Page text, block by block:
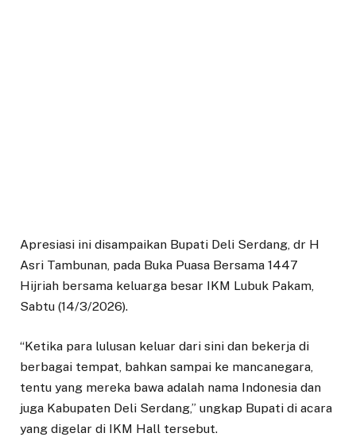
Apresiasi ini disampaikan Bupati Deli Serdang, dr H
Asri Tambunan, pada Buka Puasa Bersama 1447
Hijriah bersama keluarga besar IKM Lubuk Pakam,
Sabtu (14/3/2026).
“Ketika para lulusan keluar dari sini dan bekerja di
berbagai tempat, bahkan sampai ke mancanegara,
tentu yang mereka bawa adalah nama Indonesia dan
juga Kabupaten Deli Serdang,” ungkap Bupati di acara
yang digelar di IKM Hall tersebut.